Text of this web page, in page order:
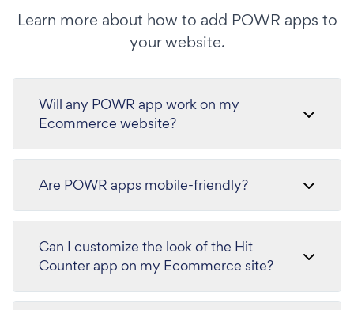
Learn more about how to add POWR apps to
your website.
Will any POWR app work on my
Ecommerce website?
Are POWR apps mobile-friendly?
Can I customize the look of the Hit
Counter app on my Ecommerce site?